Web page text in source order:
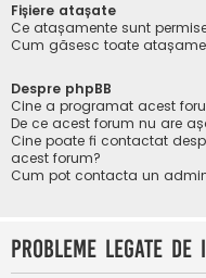
Fișiere atașate
Ce atașamente sunt
Cum găsesc toate
Despre phpBB
Cine a programat acest
De ce acest forum nu are
Cine poate fi contactat
acest forum?
Cum pot contacta un
Probleme legate